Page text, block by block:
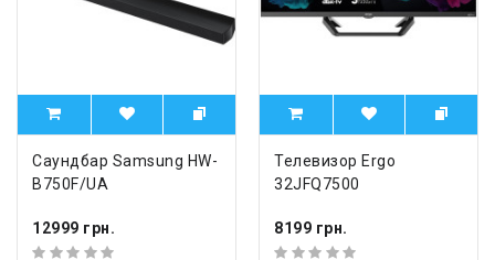
Саундбар Samsung HW-
B750F/UA
12999 грн.
Телевизор Ergo
32JFQ7500
8199 грн.